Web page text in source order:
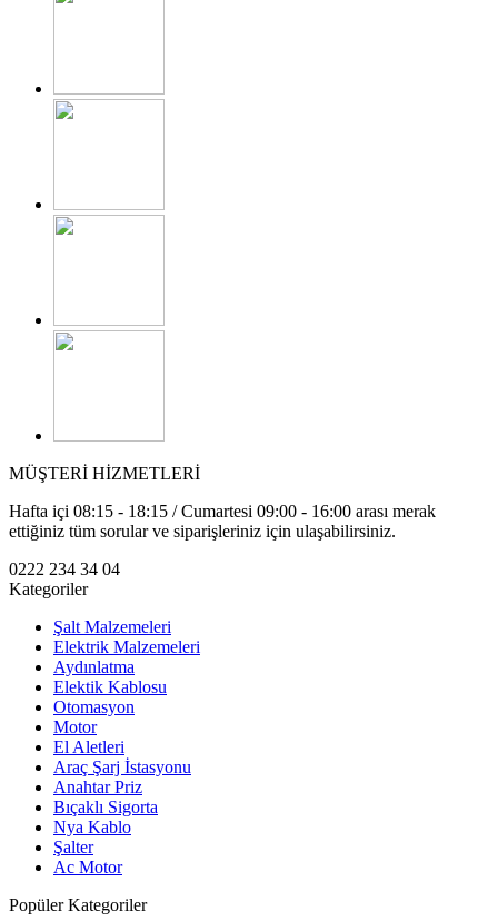
MÜŞTERİ HİZMETLERİ
Hafta içi 08:15 - 18:15 / Cumartesi 09:00 - 16:00 arası merak
ettiğiniz tüm sorular ve siparişleriniz için ulaşabilirsiniz.
0222 234 34 04
Kategoriler
Şalt Malzemeleri
Elektrik Malzemeleri
Aydınlatma
Elektik Kablosu
Otomasyon
Motor
El Aletleri
Araç Şarj İstasyonu
Anahtar Priz
Bıçaklı Sigorta
Nya Kablo
Şalter
Ac Motor
Popüler Kategoriler